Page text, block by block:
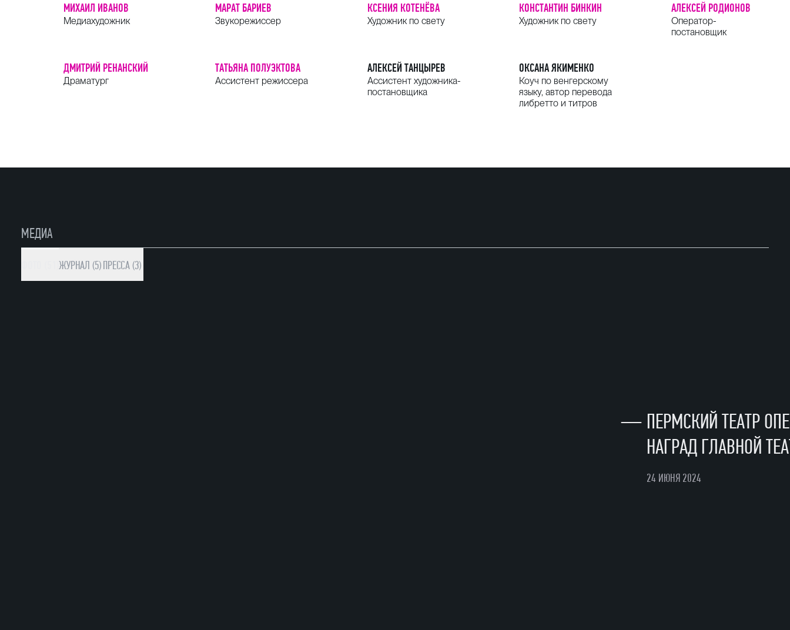
МИХАИЛ ИВАНОВ
Медиахудожник
МАРАТ БАРИЕВ
Звукорежиссер
КСЕНИЯ КОТЕНЁВА
Художник по свету
КОНСТАНТИН БИНКИН
Художник по свету
АЛЕКСЕЙ РОДИОНОВ
Оператор-
постановщик
ДМИТРИЙ РЕНАНСКИЙ
Драматург
ТАТЬЯНА ПОЛУЭКТОВА
Ассистент режиссера
АЛЕКСЕЙ ТАНЦЫРЕВ
Ассистент художника-
постановщика
ОКСАНА ЯКИМЕНКО
Коуч по венгерскому
языку, автор перевода
либретто и титров
МЕДИА
ФОТО (51)ЖУРНАЛ (5)ПРЕССА (3)
— ПЕРМСКИЙ ТЕАТР
НАГРАД ГЛАВНОЙ
24 ИЮНЯ 2024